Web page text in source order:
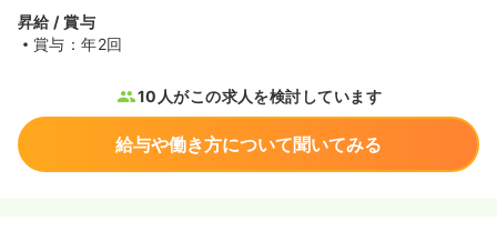
昇給 / 賞与
賞与：年2回
10人がこの求人を検討しています
給与や働き方について聞いてみる